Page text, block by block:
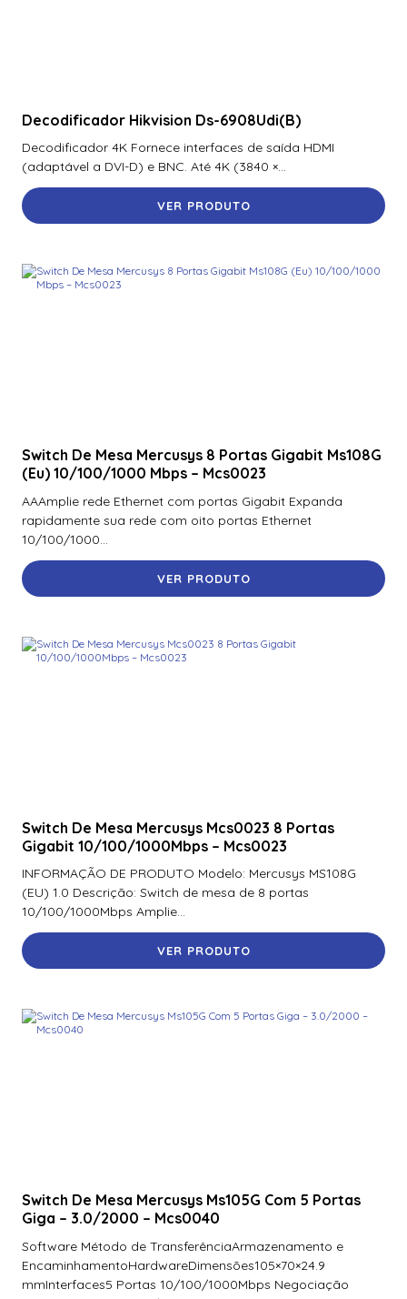
Decodificador Hikvision Ds-6908Udi(B)
Decodificador 4K Fornece interfaces de saída HDMI
(adaptável a DVI-D) e BNC. Até 4K (3840 ×...
VER PRODUTO
Switch De Mesa Mercusys 8 Portas Gigabit Ms108G
(Eu) 10/100/1000 Mbps – Mcs0023
AAAmplie rede Ethernet com portas Gigabit Expanda
rapidamente sua rede com oito portas Ethernet
10/100/1000...
VER PRODUTO
Switch De Mesa Mercusys Mcs0023 8 Portas
Gigabit 10/100/1000Mbps – Mcs0023
INFORMAÇÃO DE PRODUTO Modelo: Mercusys MS108G
(EU) 1.0 Descrição: Switch de mesa de 8 portas
10/100/1000Mbps Amplie...
VER PRODUTO
Switch De Mesa Mercusys Ms105G Com 5 Portas
Giga – 3.0/2000 – Mcs0040
Software Método de TransferênciaArmazenamento e
EncaminhamentoHardwareDimensões105×70×24.9
mmInterfaces5 Portas 10/100/1000Mbps Negociação